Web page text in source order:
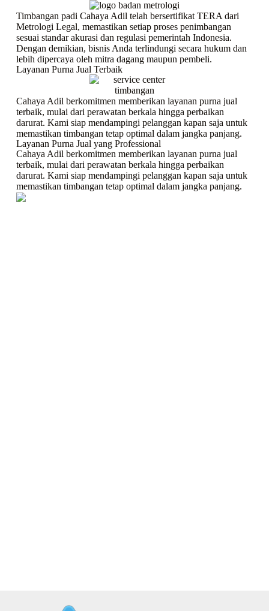
Timbangan padi Cahaya Adil telah bersertifikat TERA dari
Metrologi Legal, memastikan setiap proses penimbangan
sesuai standar akurasi dan regulasi pemerintah Indonesia.
Dengan demikian, bisnis Anda terlindungi secara hukum dan
lebih dipercaya oleh mitra dagang maupun pembeli.
Layanan Purna Jual Terbaik
Cahaya Adil berkomitmen memberikan layanan purna jual
terbaik, mulai dari perawatan berkala hingga perbaikan
darurat. Kami siap mendampingi pelanggan kapan saja untuk
memastikan timbangan tetap optimal dalam jangka panjang.
Layanan Purna Jual yang Professional
Cahaya Adil berkomitmen memberikan layanan purna jual
terbaik, mulai dari perawatan berkala hingga perbaikan
darurat. Kami siap mendampingi pelanggan kapan saja untuk
memastikan timbangan tetap optimal dalam jangka panjang.